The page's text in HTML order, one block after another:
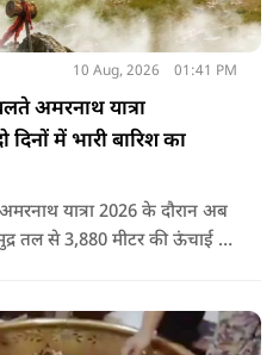
10 Aug, 2026 01:41 PM
अमरनाथ यात्रा
में भारी बारिश का
यात्रा 2026 के दौरान अब
तल से 3,880 मीटर की ऊंचाई पर